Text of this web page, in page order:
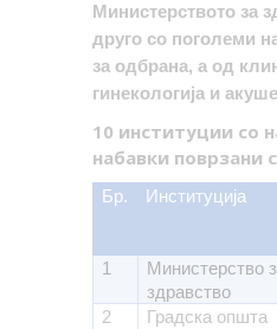
Министерството за
друго со поголеми
за одбрана, а од
гинекологија и
10 институции со
набавки поврзани
Бр. Институција
1
Министерство
здравство
2
Градска општа